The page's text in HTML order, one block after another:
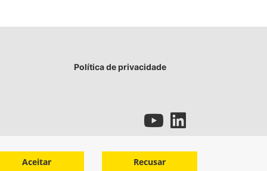
Política de privacidade
Aceitar Recusar